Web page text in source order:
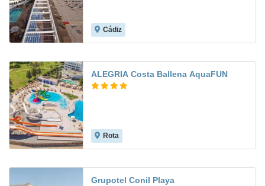
Cádiz
ALEGRIA Costa Ballena AquaFUN
Rota
Grupotel Conil Playa